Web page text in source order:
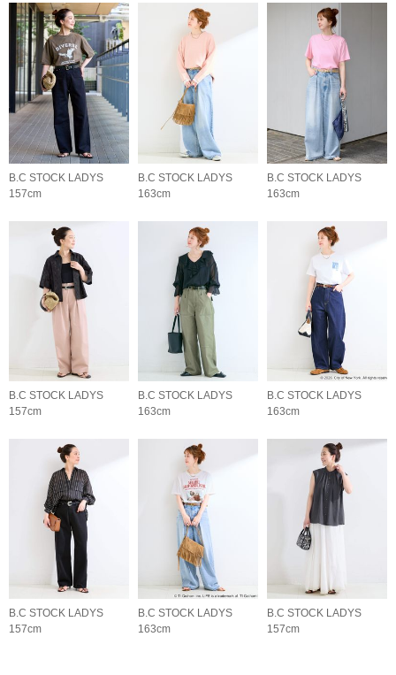
B.C STOCK LADYS
157cm
B.C STOCK LADYS
163cm
B.C STOCK LADYS
163cm
B.C STOCK LADYS
157cm
B.C STOCK LADYS
163cm
B.C STOCK LADYS
163cm
B.C STOCK LADYS
157cm
B.C STOCK LADYS
163cm
B.C STOCK LADYS
157cm